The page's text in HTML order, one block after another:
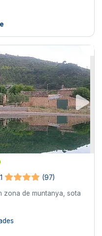
(97)
zona de muntanya, sota